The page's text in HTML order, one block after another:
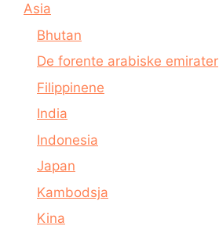
Asia
Bhutan
De forente arabiske emirater
Filippinene
India
Indonesia
Japan
Kambodsja
Kina